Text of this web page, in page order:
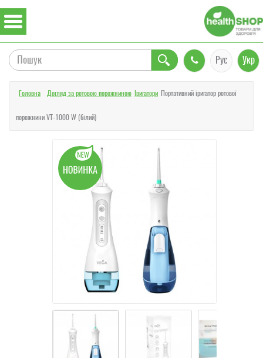
Рус Укр
Головна Догляд за ротовою порожниною Іригатори Портативний іригатор ротової
порожнини VT-1000 W (білий)